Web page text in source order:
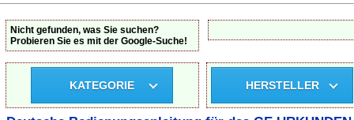
Nicht gefunden, was Sie suchen?
Probieren Sie es mit der Google-Suche!
KATEGORIE HERSTELLER